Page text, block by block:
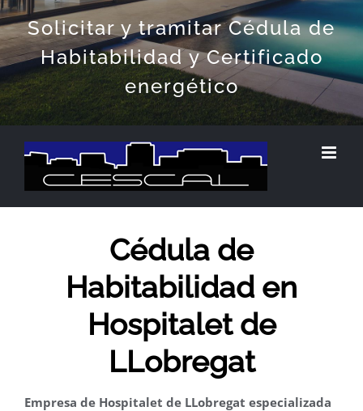
Solicitar y tramitar Cédula de
Habitabilidad y Certificado
energético
Cédula de
Habitabilidad en
Hospitalet de
LLobregat
Empresa de Hospitalet de LLobregat especializada